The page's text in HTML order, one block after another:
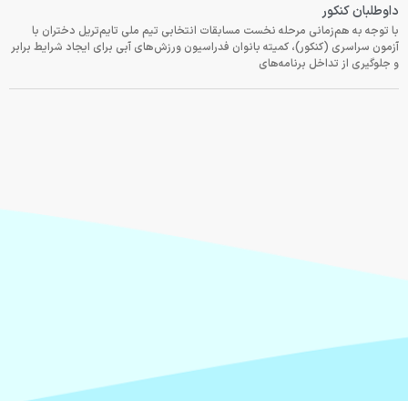
داوطلبان کنکور
با توجه به هم‌زمانی مرحله نخست مسابقات انتخابی تیم ملی تایم‌تریل دختران با
آزمون سراسری (کنکور)، کمیته بانوان فدراسیون ورزش‌های آبی برای ایجاد شرایط برابر
و جلوگیری از تداخل برنامه‌های